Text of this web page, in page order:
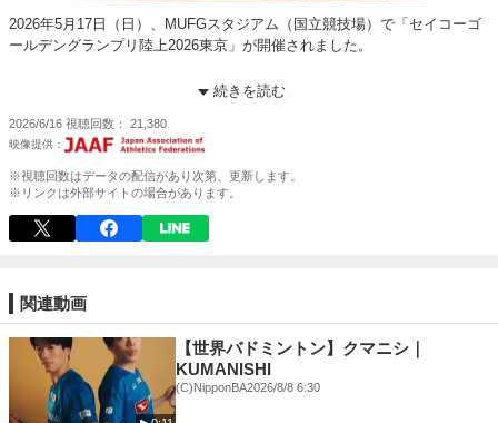
2026年5月17日（日）、MUFGスタジアム（国立競技場）で「セイコーゴ
ールデングランプリ陸上2026東京」が開催されました。
本大会は、ワールドアスレティックス（WA）が展開する「コンチネンタ
界各国からトップアスリートが集結し、会場にはセイコーゴールデングラ
ンプリ史上最多となる25,315人が来場しました。
男子3000mでは、1位森凪也（Honda）、2位井川龍人（旭化成）、3位柴
田侑（城西大）の上位3人が、日本記録を上回る好パフォーマンスで会場
を沸かせました。
り、2024年パリオリンピック男子100m金メダリストのノア・ライルズ
（アメリカ）が出場。スタート前のパフォーマンスから圧巻の走りまで、
その存在感で観客を魅了し、会場の熱気を最高潮へと高めました。
世界トップアスリートと日本のトップ選手たちが繰り広げた熱戦の数々
を、ぜひ選手コメントとダイジェストでご覧ください。
続きを読む
2026/6/16 視聴回数 21,380
※視聴回数はデータの配信があり次第、更新します。
※リンクは外部サイトの場合があります。
関連動画
【世界バドミントン】クマニシ｜
KUMANISHI
(C)NipponBA2026/8/8 6:30